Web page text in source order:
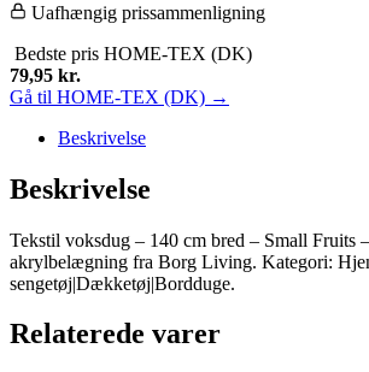
Uafhængig prissammenligning
Bedste pris HOME-TEX (DK)
79,95 kr.
Gå til HOME-TEX (DK) →
Beskrivelse
Beskrivelse
Tekstil voksdug – 140 cm bred – Small Fruits
akrylbelægning fra Borg Living. Kategori:
sengetøj|Dækketøj|Bordduge.
Relaterede varer